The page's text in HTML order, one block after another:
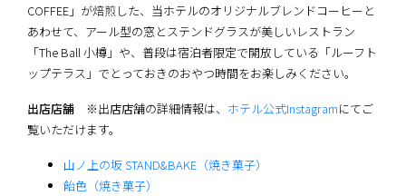
COFFEE」が焙煎した、当ホテルのオリジナルブレンドコーヒーと
あわせて、アール型の窓とステンドグラスが美しいレストラン
「The Ball 小樽」や、普段は宿泊者限定で開放している「ルーフト
ップテラス」でとっておきのおやつ時間をお楽しみください。
出店店舗 ※出店店舗の詳細情報は、 ホテル公式Instagramにてご
覧いただけます。
山ノ上の坂 STAND&BAKE（焼き菓子）
飴色（焼き菓子）